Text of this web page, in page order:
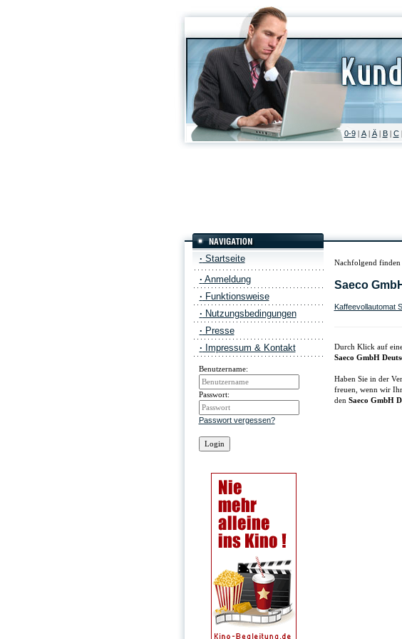
0-9| A| Ä| B| C|
· Startseite
· Anmeldung
· Funktionsweise
· Nutzungsbedingungen
· Presse
· Impressum & Kontakt
Benutzername:
Passwort:
Passwort vergessen?
Nachfolgend finden
Saeco
Kaffeevollautomat
Durch Klick auf
Saeco GmbH
Haben Sie in der
freuen, wenn wir
den Saeco GmbH